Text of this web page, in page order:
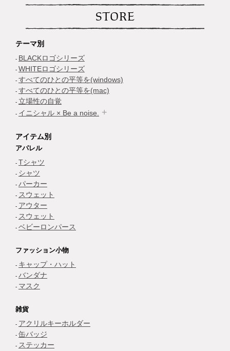
STORE
テーマ別
BLACKロゴシリーズ
WHITEロゴシリーズ
すべてのひとの平等を(windows)
すべてのひとの平等を(mac)
立場性の自覚
イニシャル × Be a noise.
アイテム別
アパレル
Tシャツ
シャツ
パーカー
スウェット
アウター
スウェット
ベビーロンパース
ファッション小物
キャップ・ハット
バンダナ
マスク
雑貨
アクリルキーホルダー
缶バッジ
ステッカー